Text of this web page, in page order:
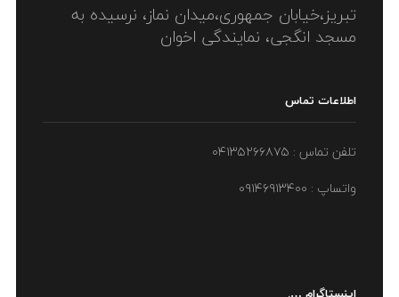
تبریز،خیابان جمهوری،میدان نماز، نرسیده به
مسجد انگجی، نمایندگی اخوان
اطلاعات تماس
تلفن تماس : ۰۴۱۳۵۲۶۶۸۷۵
واتساپ : ۰۹۱۴۶۹۱۳۴۰۰